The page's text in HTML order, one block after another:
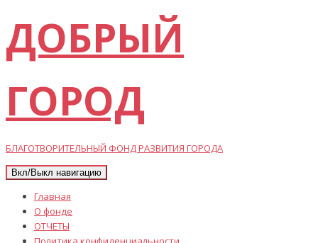
ДОБРЫЙ
ГОРОД
БЛАГОТВОРИТЕЛЬНЫЙ ФОНД РАЗВИТИЯ ГОРОДА
Вкл/Выкл навигацию
Главная
О фонде
ОТЧЕТЫ